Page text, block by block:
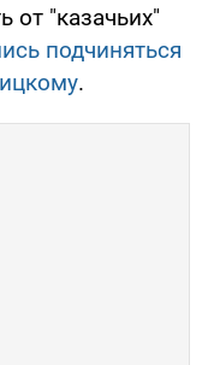
от "казачьих"
подчиняться
.